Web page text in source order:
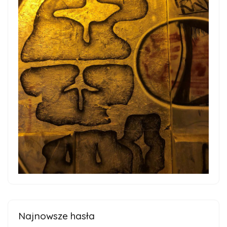
Najnowsze hasła